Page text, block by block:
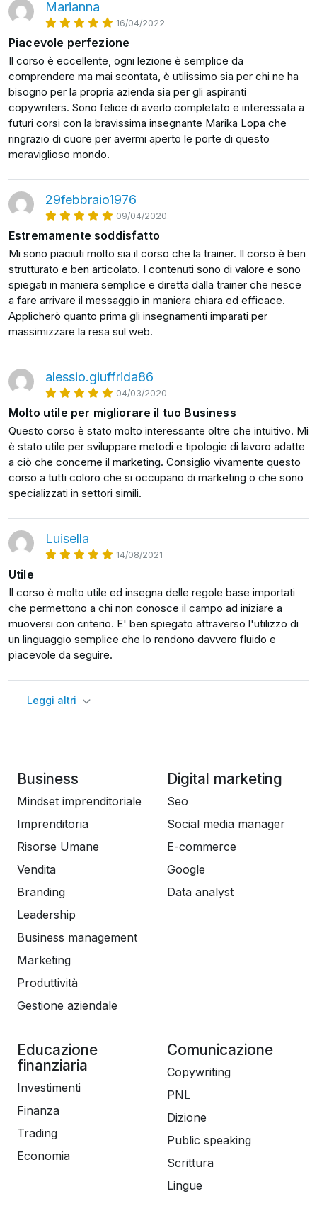
aumentano la tua mailing list;
essere più credibile sui social.
Imparerai a utilizzare la scrittura (il copywriting) per
vendere attraverso la metodologia R.I.C (Racconta,
Incanta, Cattura) perché nel corso vedremo come
proporti al meglio al tuo pubblico.
Col metodo del “Viaggio dell’Eroe” imparerai a
distinguerti e valorizzarti. Imparerai a scrivere da te una
Troverai negli allegati degli esempi, dei progetti pronti, e
scoprirai come farlo in maniera pratica.
vendita che converte, come si struttura un post social
che cattura l’attenzione, ma soprattutto saprai come si
scrive una biografia che ti differenzia dai tuoi
competitors per il tuo sito web.
Bene, cominciamo!
Marianna
16/04/2022
Piacevole perfezione
Il corso è eccellente, ogni lezione è semplice da
comprendere ma mai scontata, è utilissimo sia per chi ne ha
bisogno per la propria azienda sia per gli aspiranti
copywriters. Sono felice di averlo completato e interessata a
futuri corsi con la bravissima insegnante Marika Lopa che
ringrazio di cuore per avermi aperto le porte di questo
meraviglioso mondo.
29febbraio1976
09/04/2020
Estremamente soddisfatto
Mi sono piaciuti molto sia il corso che la trainer. Il corso è ben
strutturato e ben articolato. I contenuti sono di valore e sono
spiegati in maniera semplice e diretta dalla trainer che riesce
a fare arrivare il messaggio in maniera chiara ed efficace.
Applicherò quanto prima gli insegnamenti imparati per
massimizzare la resa sul web.
alessio.giuffrida86
04/03/2020
Molto utile per migliorare il tuo Business
Questo corso è stato molto interessante oltre che intuitivo. Mi
è stato utile per sviluppare metodi e tipologie di lavoro adatte
a ciò che concerne il marketing. Consiglio vivamente questo
corso a tutti coloro che si occupano di marketing o che sono
specializzati in settori simili.
Luisella
14/08/2021
Utile
Il corso è molto utile ed insegna delle regole base importati
che permettono a chi non conosce il campo ad iniziare a
muoversi con criterio. E' ben spiegato attraverso l'utilizzo di
un linguaggio semplice che lo rendono davvero fluido e
piacevole da seguire.
Leggi altri
Business
Mindset imprenditoriale
Imprenditoria
Risorse Umane
Vendita
Branding
Leadership
Business management
Marketing
Produttività
Gestione aziendale
Digital marketing
Seo
Social media manager
E-commerce
Google
Data analyst
Educazione
finanziaria
Investimenti
Finanza
Trading
Economia
Comunicazione
Copywriting
PNL
Dizione
Public speaking
Scrittura
Lingue